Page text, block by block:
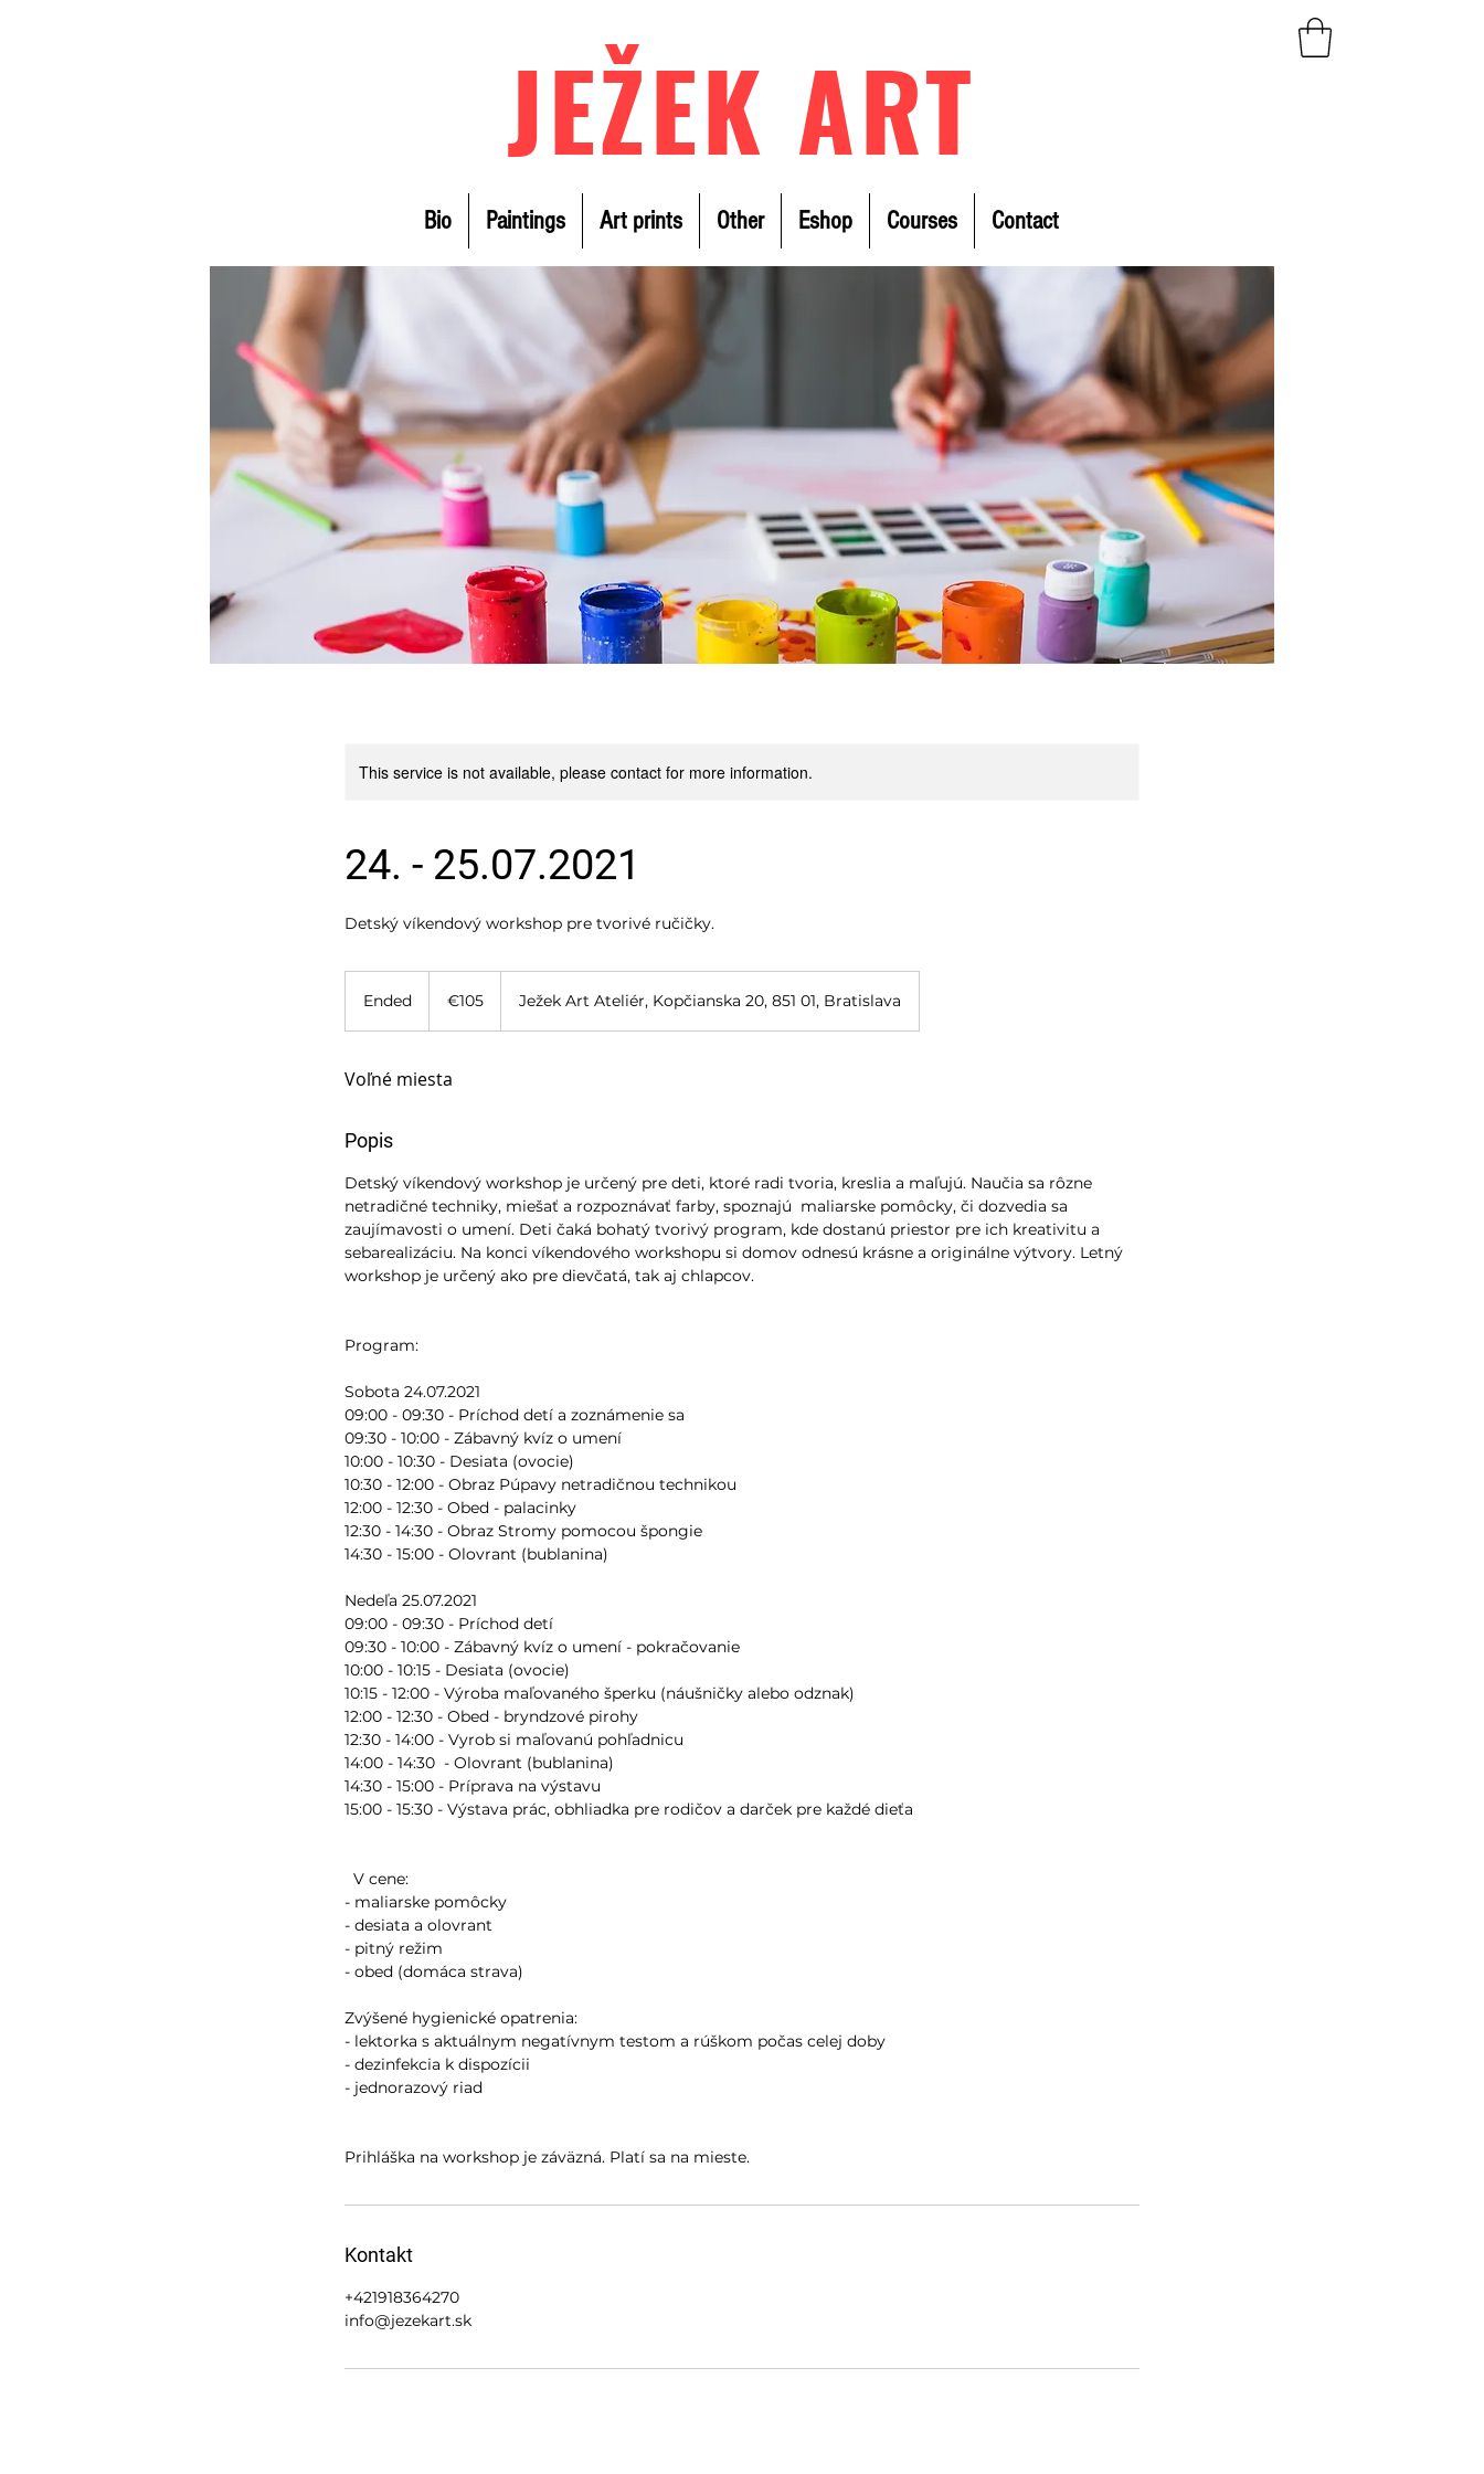
JEŽEK ART
Bio Paintings Art prints Other Eshop Courses Contact
This service is not available, please contact for more information.
24. - 25.07.2021
Detský víkendový workshop pre tvorivé ručičky.
Ended
e
€105 Ježek Art Ateliér, Kopčianska 20, 851 01, Bratislava
Voľné miesta
Popis
Detský víkendový workshop je určený pre deti, ktoré radi tvoria, kreslia a maľujú. Naučia sa rôzne
netradičné techniky, miešať a rozpoznávať farby, spoznajú maliarske pomôcky, či dozvedia sa
zaujímavosti o umení. Deti čaká bohatý tvorivý program, kde dostanú priestor pre ich kreativitu a
sebarealizáciu. Na konci víkendového workshopu si domov odnesú krásne a originálne výtvory. Letný
workshop je určený ako pre dievčatá, tak aj chlapcov.
Program:
Sobota 24.07.2021
09:00 - 09:30 - Príchod detí a zoznámenie sa
09:30 - 10:00 - Zábavný kvíz o umení
10:00 - 10:30 - Desiata (ovocie)
10:30 - 12:00 - Obraz Púpavy netradičnou technikou
12:00 - 12:30 - Obed - palacinky
12:30 - 14:30 - Obraz Stromy pomocou špongie
14:30 - 15:00 - Olovrant (bublanina)
Nedeľa 25.07.2021
09:00 - 09:30 - Príchod detí
09:30 - 10:00 - Zábavný kvíz o umení - pokračovanie
10:00 - 10:15 - Desiata (ovocie)
10:15 - 12:00 - Výroba maľovaného šperku (náušničky alebo odznak)
12:00 - 12:30 - Obed - bryndzové pirohy
12:30 - 14:00 - Vyrob si maľovanú pohľadnicu
14:00 - 14:30 - Olovrant (bublanina)
14:30 - 15:00 - Príprava na výstavu
15:00 - 15:30 - Výstava prác, obhliadka pre rodičov a darček pre každé dieťa
V cene:
- maliarske pomôcky
- desiata a olovrant
- pitný režim
- obed (domáca strava)
Zvýšené hygienické opatrenia:
- lektorka s aktuálnym negatívnym testom a rúškom počas celej doby
- dezinfekcia k dispozícii
- jednorazový riad
Prihláška na workshop je záväzná. Platí sa na mieste.
Kontakt
+421918364270
info@jezekart.sk